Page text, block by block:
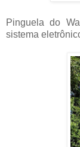
Pinguela do
sistema